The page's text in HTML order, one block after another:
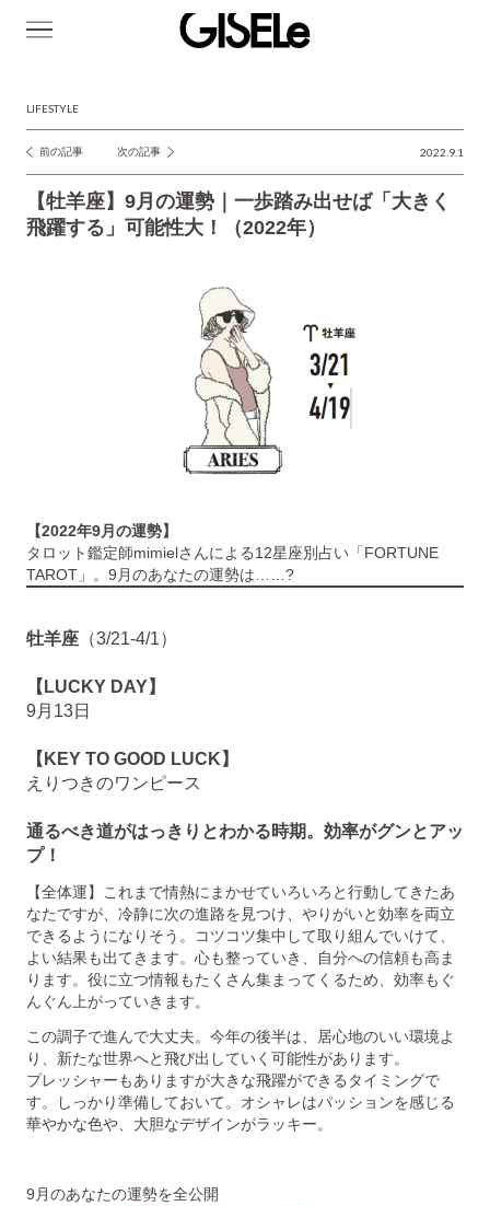
LIFESTYLE
投
稿
ナ
前の記事 次の記事 2022.9.1
【牡羊座】9月の運勢｜一歩踏み出せば「大きく
飛躍する」可能性大！（2022年）
【2022年9月の運勢】
タロット鑑定師mimielさんによる12星座別占い「FORTUNE
TAROT」。9月のあなたの運勢は……?
牡羊座 （3/21-4/1）
【LUCKY DAY】
9月13日
【KEY TO GOOD LUCK】
えりつきのワンピース
通るべき道がはっきりとわかる時期。効率がグンとアッ
プ！
【全体運】これまで情熱にまかせていろいろと行動してきたあ
なたですが、冷静に次の進路を見つけ、やりがいと効率を両立
できるようになりそう。コツコツ集中して取り組んでいけて、
よい結果も出てきます。心も整っていき、自分への信頼も高ま
ります。役に立つ情報もたくさん集まってくるため、効率もぐ
んぐん上がっていきます。
この調子で進んで大丈夫。今年の後半は、居心地のいい環境よ
り、新たな世界へと飛び出していく可能性があります。
プレッシャーもありますが大きな飛躍ができるタイミングで
す。しっかり準備しておいて。オシャレはパッションを感じる
華やかな色や、大胆なデザインがラッキー。
9月のあなたの運勢を全公開